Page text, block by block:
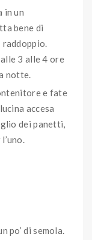
in un
bene di
raddoppio.
3 alle 4 ore
notte.
e fate
accesa
dei panetti,
po’ di semola.